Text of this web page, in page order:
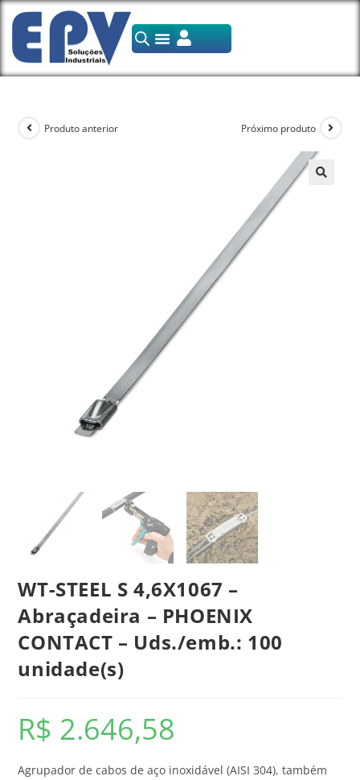
Produto anterior Próximo produto
WT-STEEL S 4,6X1067 –
Abraçadeira – PHOENIX
CONTACT – Uds./emb.: 100
unidade(s)
R$ 2.646,58
Agrupador de cabos de aço inoxidável (AISI 304), também